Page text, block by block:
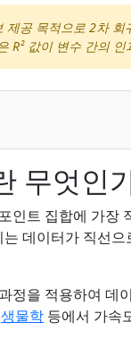
제공 목적으로 2차
R² 값이 변수 간의
무엇인
인트 집합에 가장
데이터가 직선
정을 적용하여 데
생물학 등에서 가속